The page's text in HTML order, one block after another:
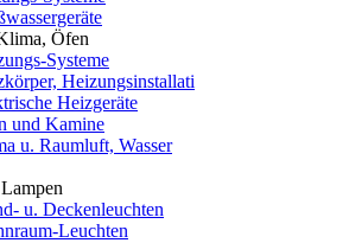
Öfen
Systeme
Heizungsinstallati
Heizgeräte
und Kamine
u. Raumluft, Wasser
u. Deckenleuchten
Leuchten